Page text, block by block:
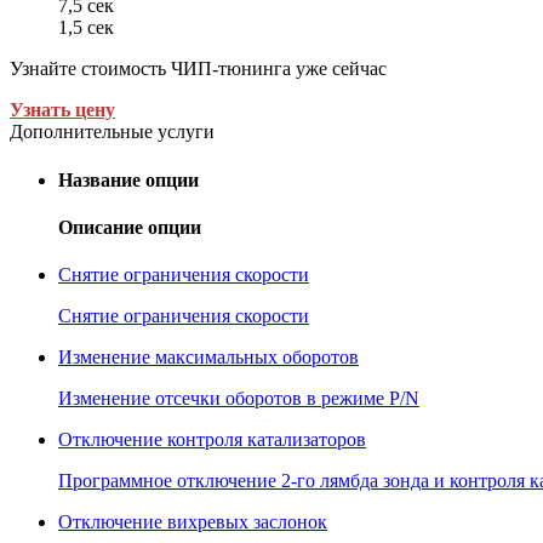
7,5 сек
1,5 сек
Узнайте стоимость ЧИП-тюнинга уже сейчас
Узнать цену
Дополнительные услуги
Название опции
Описание опции
Снятие ограничения скорости
Снятие ограничения скорости
Изменение максимальных оборотов
Изменение отсечки оборотов в режиме P/N
Отключение контроля катализаторов
Программное отключение 2-го лямбда зонда и контроля
Отключение вихревых заслонок